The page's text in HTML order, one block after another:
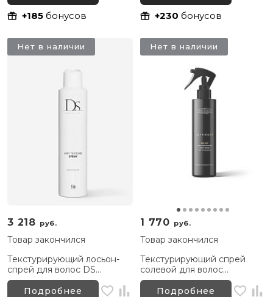
+185 бонусов +230 бонусов
3 218 руб.
Товар закончился
Текстурирующий лосьон-
спрей для волос DS
Perfume Free Airy Texture
Spray, 300 мл
Подробнее
Нет в наличии
1 770 руб.
Товар закончился
Текстурирующий спрей
солевой для волос
Technique Jetting Up Sea
Salt Texturizing Spray, 150 мл
Подробнее
Нет в наличии